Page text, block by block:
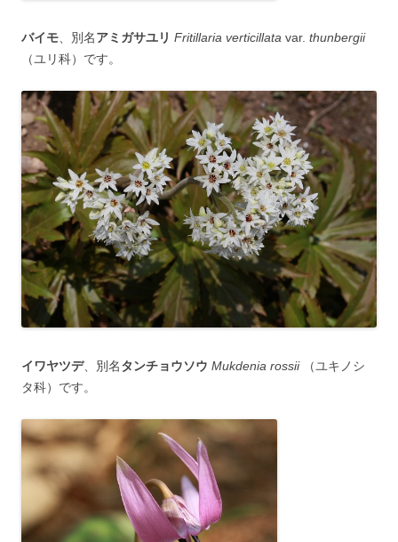
バイモ 、別名アミガサユリ Fritillaria verticillata var. thunbergii
（ユリ科）です。
イワヤツデ、別名タンチョウソウ Mukdenia rossii（ユキノシ
タ科）です。